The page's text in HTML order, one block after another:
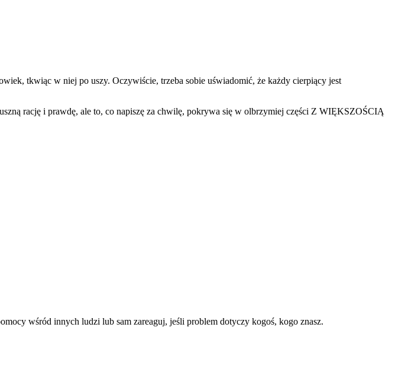
tkwiąc w niej po uszy. Oczywiście, trzeba sobie uświadomić, że każdy cierpiący jest
rację i prawdę, ale to, co napiszę za chwilę, pokrywa się w olbrzymiej części Z WIĘKSZOŚCIĄ
wśród innych ludzi lub sam zareaguj, jeśli problem dotyczy kogoś, kogo znasz.